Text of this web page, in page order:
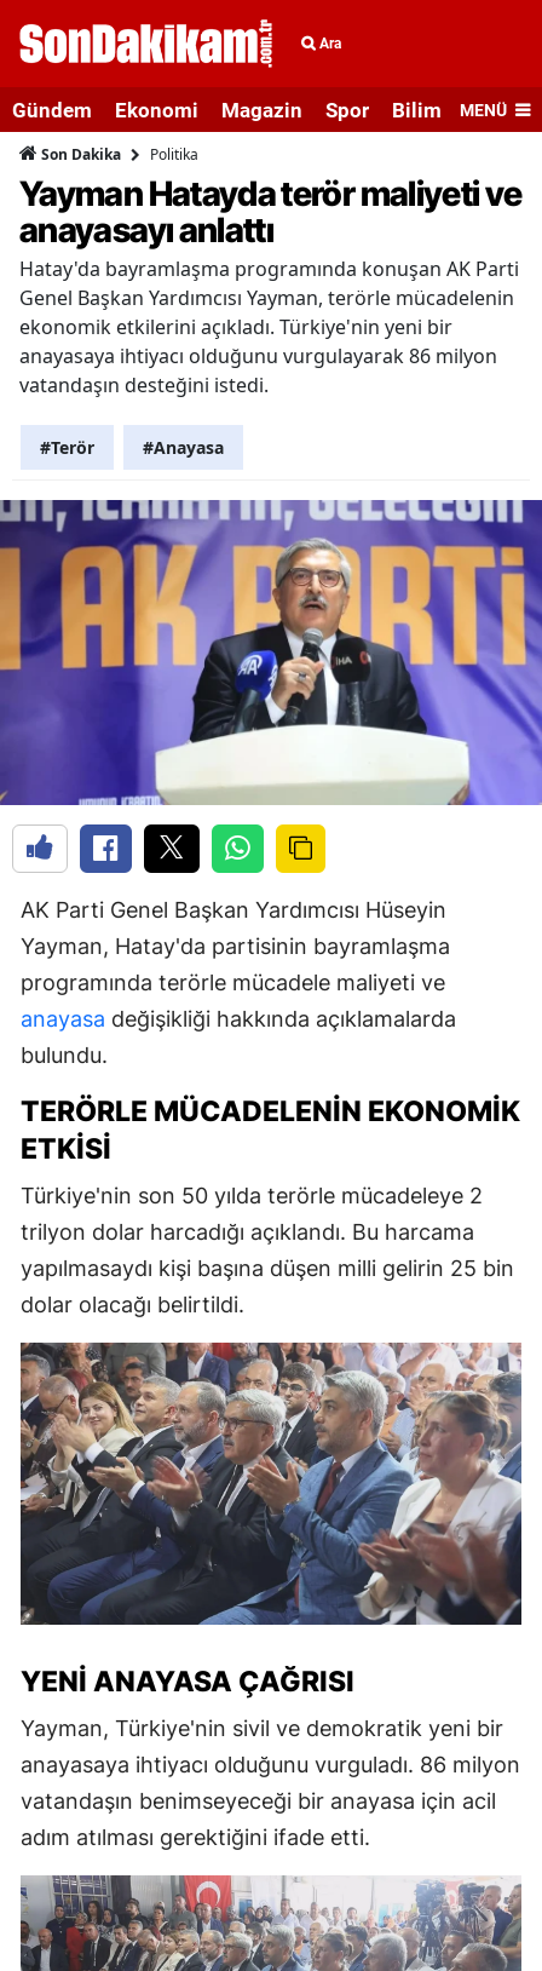
Ara
Gündem Ekonomi Magazin Spor Bilim veMENÜ
Son Dakika Politika
Yayman Hatayda terör maliyeti ve
anayasayı anlattı
Hatay'da bayramlaşma programında konuşan AK Parti
Genel Başkan Yardımcısı Yayman, terörle mücadelenin
ekonomik etkilerini açıkladı. Türkiye'nin yeni bir
anayasaya ihtiyacı olduğunu vurgulayarak 86 milyon
vatandaşın desteğini istedi.
#Terör #Anayasa
AK Parti Genel Başkan Yardımcısı Hüseyin
Yayman, Hatay'da partisinin bayramlaşma
programında terörle mücadele maliyeti ve
anayasa değişikliği hakkında açıklamalarda
bulundu.
TERÖRLE MÜCADELENIN EKONOMIK
ETKISI
Türkiye'nin son 50 yılda terörle mücadeleye 2
trilyon dolar harcadığı açıklandı. Bu harcama
yapılmasaydı kişi başına düşen milli gelirin 25 bin
dolar olacağı belirtildi.
YENI ANAYASA ÇAĞRISI
Yayman, Türkiye'nin sivil ve demokratik yeni bir
anayasaya ihtiyacı olduğunu vurguladı. 86 milyon
vatandaşın benimseyeceği bir anayasa için acil
adım atılması gerektiğini ifade etti.